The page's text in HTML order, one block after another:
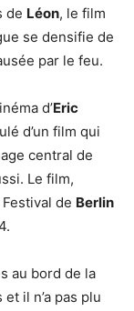
de Léon, le film
se densifie de
par le feu.
d’Eric
d’un film qui
central de
Le film,
de Berlin
au bord de la
il n’a pas plu